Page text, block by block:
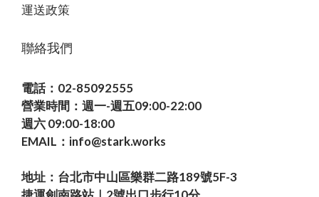
運送政策
聯絡我們
電話：02-85092555
營業時間：週一-週五09:00-22:00
週六 09:00-18:00
EMAIL：info@stark.works
地址：台北市中山區樂群二路189號5F-3